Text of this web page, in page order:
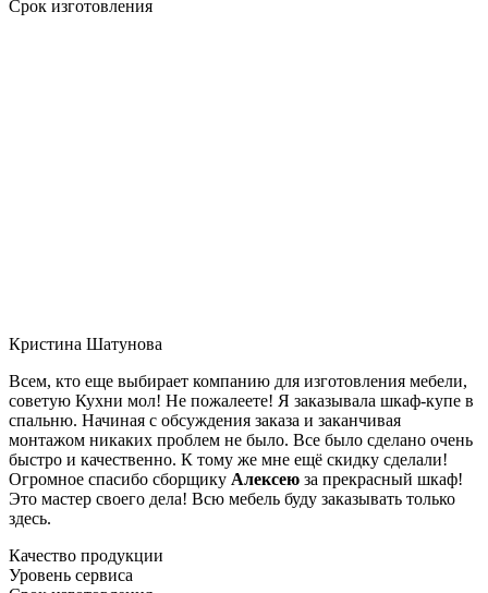
Срок изготовления
Кристина Шатунова
Всем, кто еще выбирает компанию для изготовления мебели,
советую Кухни мол! Не пожалеете! Я заказывала шкаф-купе в
спальню. Начиная с обсуждения заказа и заканчивая
монтажом никаких проблем не было. Все было сделано очень
быстро и качественно. К тому же мне ещё скидку сделали!
Огромное спасибо сборщику Алексею за прекрасный шкаф!
Это мастер своего дела! Всю мебель буду заказывать только
здесь.
Качество продукции
Уровень сервиса